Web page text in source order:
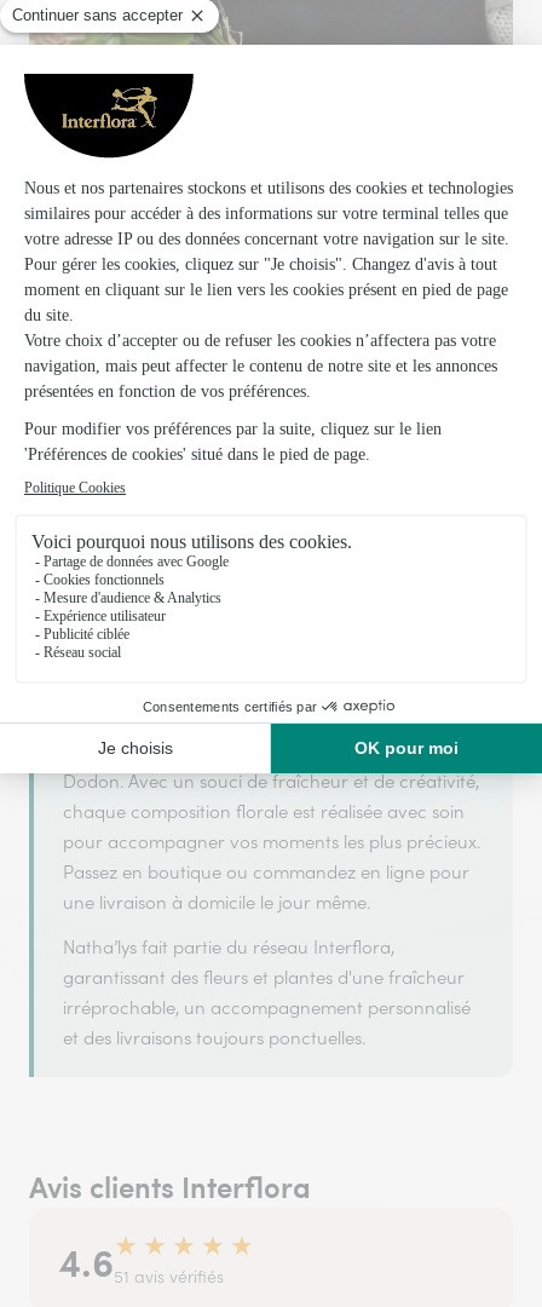
Votre fleuriste artisan à L'isle en Dodon
Natha’lys s'appuie sur son partenariat avec
Interflora, réseau de transmission florale de
référence, pour vous garantir un service de qualité.
Natha’lys est un fleuriste artisan situé à L'isle en
Dodon. Avec un souci de fraîcheur et de créativité,
chaque composition florale est réalisée avec soin
pour accompagner vos moments les plus précieux.
Passez en boutique ou commandez en ligne pour
une livraison à domicile le jour même.
Natha’lys fait partie du réseau Interflora,
garantissant des fleurs et plantes d'une fraîcheur
irréprochable, un accompagnement personnalisé
et des livraisons toujours ponctuelles.
Avis clients Interflora
4.6★ ★ ★ ★ ★
51 avis vérifiés